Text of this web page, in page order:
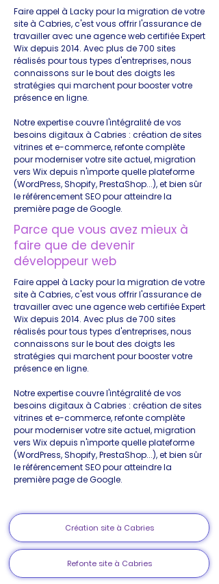
Faire appel à Lacky pour la migration de votre
site à Cabries, c'est vous offrir l'assurance de
travailler avec une agence web certifiée Expert
Wix depuis 2014. Avec plus de 700 sites
réalisés pour tous types d'entreprises, nous
connaissons sur le bout des doigts les
stratégies qui marchent pour booster votre
présence en ligne.
Notre expertise couvre l'intégralité de vos
besoins digitaux à Cabries : création de sites
vitrines et e-commerce, refonte complète
pour moderniser votre site actuel, migration
vers Wix depuis n'importe quelle plateforme
(WordPress, Shopify, PrestaShop...), et bien sûr
le référencement SEO pour atteindre la
première page de Google.
Parce que vous avez mieux à
faire que de devenir
développeur web
Faire appel à Lacky pour la migration de votre
site à Cabries, c'est vous offrir l'assurance de
travailler avec une agence web certifiée Expert
Wix depuis 2014. Avec plus de 700 sites
réalisés pour tous types d'entreprises, nous
connaissons sur le bout des doigts les
stratégies qui marchent pour booster votre
présence en ligne.
Notre expertise couvre l'intégralité de vos
besoins digitaux à Cabries : création de sites
vitrines et e-commerce, refonte complète
pour moderniser votre site actuel, migration
vers Wix depuis n'importe quelle plateforme
(WordPress, Shopify, PrestaShop...), et bien sûr
le référencement SEO pour atteindre la
première page de Google.
Création site à Cabries
Refonte site à Cabries